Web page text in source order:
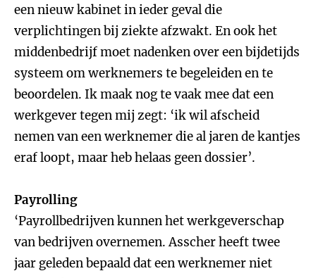
een nieuw kabinet in ieder geval die
verplichtingen bij ziekte afzwakt. En ook het
middenbedrijf moet nadenken over een bijdetijds
systeem om werknemers te begeleiden en te
beoordelen. Ik maak nog te vaak mee dat een
werkgever tegen mij zegt: ‘ik wil afscheid
nemen van een werknemer die al jaren de kantjes
eraf loopt, maar heb helaas geen dossier’.
Payrolling
‘Payrollbedrijven kunnen het werkgeverschap
van bedrijven overnemen. Asscher heeft twee
jaar geleden bepaald dat een werknemer niet